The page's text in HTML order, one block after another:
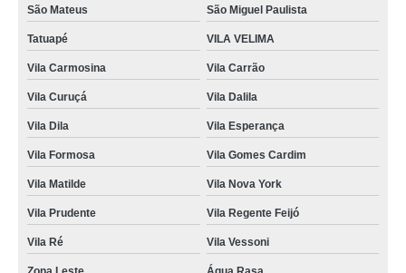
São Mateus São Miguel Paulista
Tatuapé VILA VELIMA
Vila Carmosina Vila Carrão
Vila Curuçá Vila Dalila
Vila Dila Vila Esperança
Vila Formosa Vila Gomes Cardim
Vila Matilde Vila Nova York
Vila Prudente Vila Regente Feijó
Vila Ré Vila Vessoni